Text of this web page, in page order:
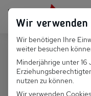
Persönlich für dich da:
Suchfeld
D 043.019 -
Wir verwenden
Wir benötigen Ihre
weiter besuchen
Minderjährige unter 16
nutzen zu können.
Wir verwenden